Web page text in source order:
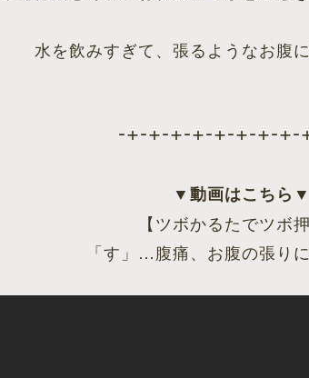
水を飲みすぎて、張るようなお腹
-+-+-+-+-+-+-+-+-
▼動画はこちら▼
【ツボかるたでツボ押
「す」…腹痛、お腹の張り